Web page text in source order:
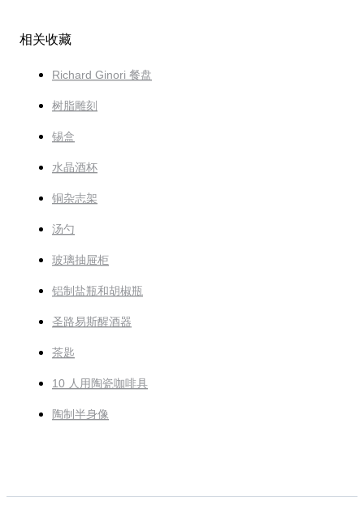
相关收藏
Richard Ginori 餐盘
树脂雕刻
锡盒
水晶酒杯
铜杂志架
汤勺
玻璃抽屉柜
铝制盐瓶和胡椒瓶
圣路易斯醒酒器
茶匙
10 人用陶瓷咖啡具
陶制半身像